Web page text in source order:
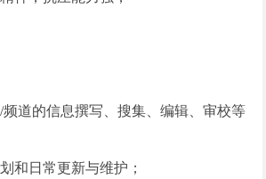
道的信息撰写、搜集、编辑、审校等
和日常更新与维护；